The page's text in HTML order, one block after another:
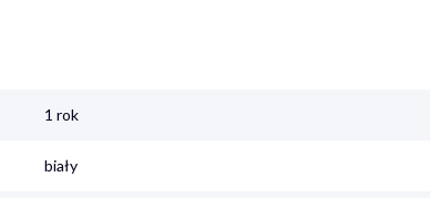
1 rok
biały